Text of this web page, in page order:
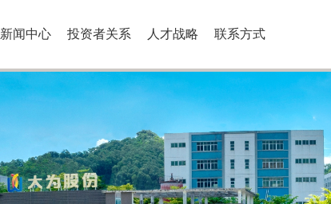
新闻中心 投资者关系 人才战略 联系方式